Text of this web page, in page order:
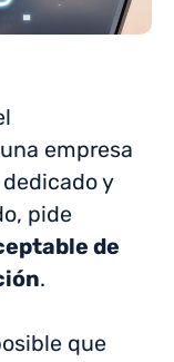
empresa
y
pide
de
.
que